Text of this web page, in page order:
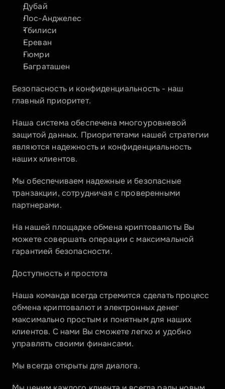
Дубай
Лос-Анджелес
Тбилиси
Ереван
Гюмри
Баграташен
Безопасность и конфиденциальность - наш
главный приоритет.
Наша система обеспечена многоуровневой
защитой данных. Приоритетами нашей стратегии
являются надежность и конфиденциальность
наших клиентов.
Мы обеспечиваем надежные и безопасные
транзакции, сотрудничая с проверенными
партнерами.
На нашей площадке обмена криптовалюты Вы
можете совершать операции с максимальной
гарантией безопасности.
Доступность и простота
Наша команда всегда стремится сделать процесс
обмена криптовалют и электронных денег
максимально простым и понятным для наших
клиентов. С нами Вы сможете легко и удобно
управлять своими финансами.
Мы всегда открыты для диалога.